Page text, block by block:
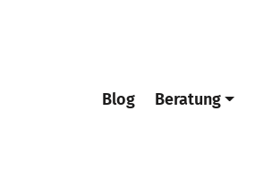
Blog Beratung